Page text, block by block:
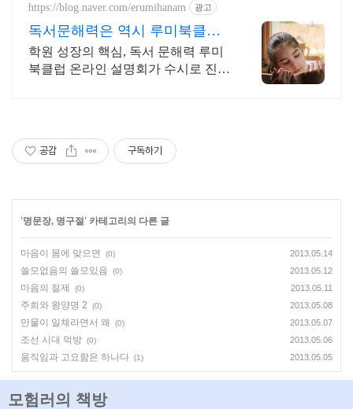
https://blog.naver.com/erumihanam 광고
독서문해력은 역시 루미북클럽
학원 가맹문의를 환영합니다.
학원 성장의 핵심, 독서 문해력 루미
북클럽 온라인 설명회가 수시로 진행
공감 구독하기
'명문장, 명구절' 카테고리의 다른 글
마음이 몸에 맞으면 (0) 2013.05.14
쓸모없음의 쓸모있음 (0) 2013.05.12
마음의 절제 (0) 2013.05.11
주희와 왕양명 2 (0) 2013.05.08
만물이 일체라면서 왜 (0) 2013.05.07
조선 시대 먹방 (0) 2013.05.06
움직임과 고요함은 하나다 (1) 2013.05.05
모험러의 책방